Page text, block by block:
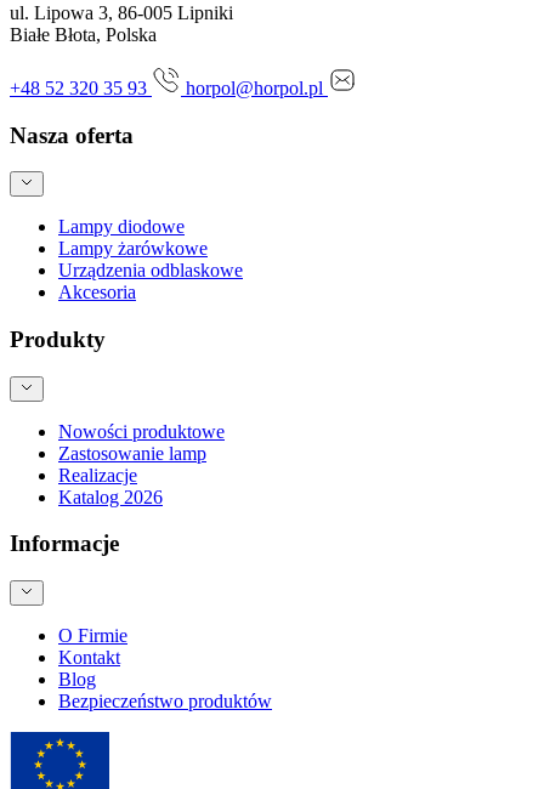
ul. Lipowa 3, 86-005 Lipniki
Białe Błota, Polska
+48 52 320 35 93 horpol@horpol.pl
Nasza oferta
Lampy diodowe
Lampy żarówkowe
Urządzenia odblaskowe
Akcesoria
Produkty
Nowości produktowe
Zastosowanie lamp
Realizacje
Katalog 2026
Informacje
O Firmie
Kontakt
Blog
Bezpieczeństwo produktów